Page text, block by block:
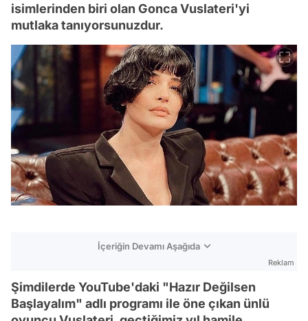
isimlerinden biri olan Gonca Vuslateri'yi
mutlaka tanıyorsunuzdur.
İçeriğin Devamı Aşağıda
Reklam
Şimdilerde YouTube'daki "Hazır Değilsen
Başlayalım" adlı programı ile öne çıkan ünlü